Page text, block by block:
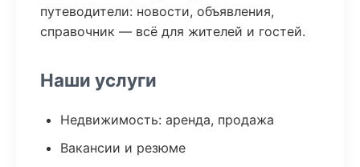
путеводители: новости, объявления,
справочник — всё для жителей и гостей.
Наши услуги
Недвижимость: аренда, продажа
Вакансии и резюме